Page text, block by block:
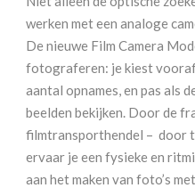
werken met een analoge
De nieuwe Film Camera
fotograferen: je kiest
aantal opnames, en pas als
beelden bekijken. Door de
filmtransporthendel – door
ervaar je een fysieke en
aan het maken van foto’s